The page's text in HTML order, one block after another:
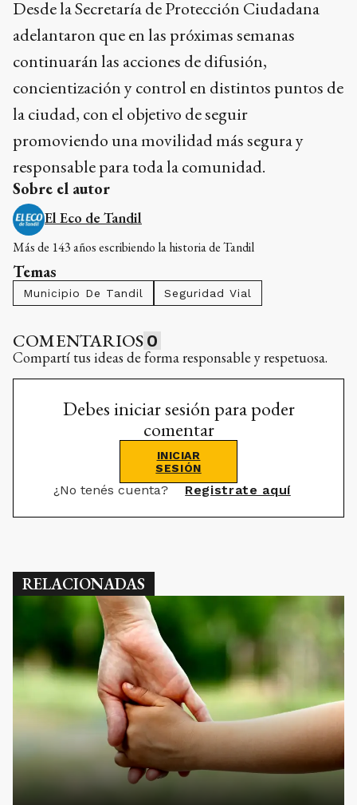
Desde la Secretaría de Protección Ciudadana
adelantaron que en las próximas semanas
continuarán las acciones de difusión,
concientización y control en distintos puntos de
la ciudad, con el objetivo de seguir
promoviendo una movilidad más segura y
responsable para toda la comunidad.
Sobre el autor
El Eco de Tandil
Más de 143 años escribiendo la historia de Tandil
Temas
Municipio De Tandil Seguridad Vial
COMENTARIOS 0
Compartí tus ideas de forma responsable y respetuosa.
Debes iniciar sesión para poder
comentar
INICIAR
SESIÓN
¿No tenés cuenta? Registrate aquí
RELACIONADAS